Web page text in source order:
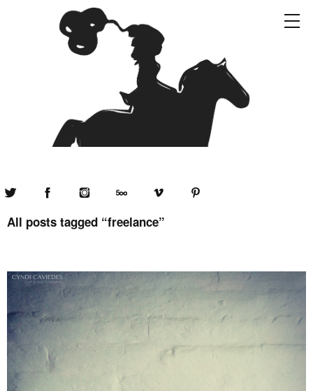
All posts tagged “freelance”